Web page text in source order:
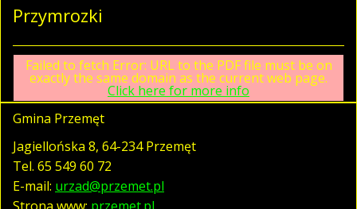
Przymrozki
Failed to fetch Error: URL to the PDF file must be on
exactly the same domain as the current web page.
Click here for more info
Gmina Przemęt
Jagiellońska 8, 64-234 Przemęt
Tel. 65 549 60 72
E-mail: urzad@przemet.pl